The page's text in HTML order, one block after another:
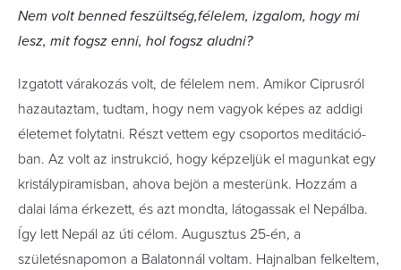
Nem volt benned feszültség,félelem, izgalom, hogy mi
lesz, mit fogsz enni, hol fogsz aludni?
Izgatott várakozás volt, de félelem nem. Amikor Ciprusról
hazautaztam, tudtam, hogy nem vagyok képes az addigi
életemet folytatni. Részt vettem egy csoportos meditáció­
ban. Az volt az instrukció, hogy képzeljük el magunkat egy
kristálypiramisban, ahova bejön a mesterünk. Hozzám a
dalai láma érkezett, és azt mondta, látogassak el Nepálba.
Így lett Nepál az úti célom. Augusztus 25-én, a
születésnapomon a Balatonnál voltam. Hajnalban felkeltem,